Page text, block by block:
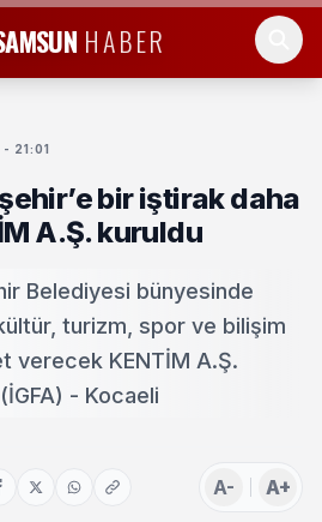
HABER
21:01
bir iştirak daha
A.Ş. kuruldu
Belediyesi bünyesinde
turizm, spor ve bilişim
verecek KENTİM A.Ş.
- Kocaeli
A- A+